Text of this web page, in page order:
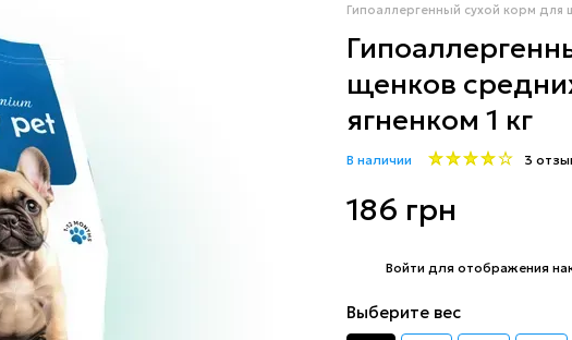
Гипоаллергенный сухой корм для
щенков
ягненком 1 кг
В наличии 3
186 грн
Войти для отображения
Выберите вес